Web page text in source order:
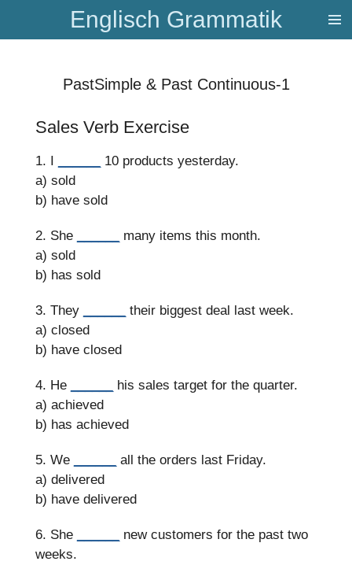
Hauptinhalt
Englisch Grammatik
PastSimple & Past Continuous-1
Sales Verb Exercise
1. I
10 products yesterday.
a) sold
b) have sold
2. She
many items this month.
a) sold
b) has sold
3. They
their biggest deal last week.
a) closed
b) have closed
4. He
his sales target for the quarter.
a) achieved
b) has achieved
5. We
all the orders last Friday.
a) delivered
b) have delivered
6. She
new customers for the past two
weeks.